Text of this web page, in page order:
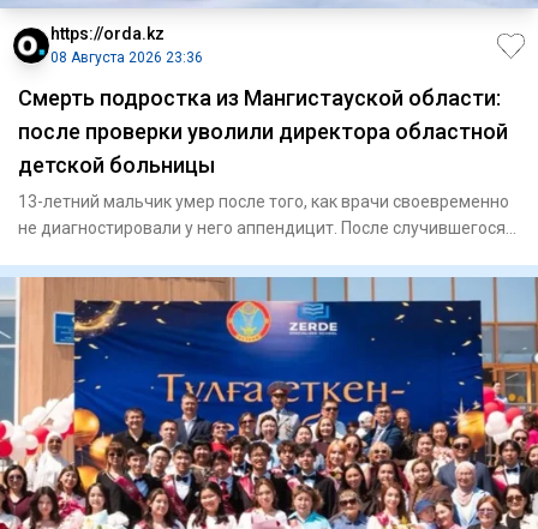
https://orda.kz
08 Августа 2026 23:36
Смерть подростка из Мангистауской области:
после проверки уволили директора областной
детской больницы
13-летний мальчик умер после того, как врачи своевременно
не диагностировали у него аппендицит. После случившегося